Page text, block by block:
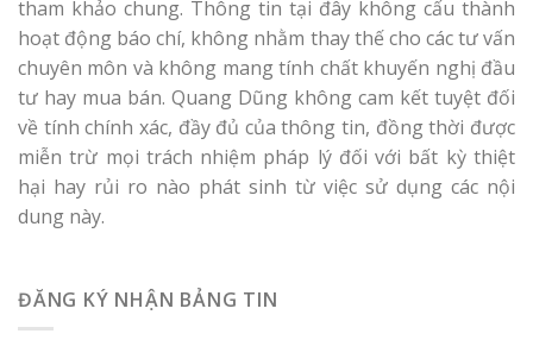
tham khảo chung. Thông tin tại đây không cấu thành
hoạt động báo chí, không nhằm thay thế cho các tư vấn
chuyên môn và không mang tính chất khuyến nghị đầu
tư hay mua bán. Quang Dũng không cam kết tuyệt đối
về tính chính xác, đầy đủ của thông tin, đồng thời được
miễn trừ mọi trách nhiệm pháp lý đối với bất kỳ thiệt
hại hay rủi ro nào phát sinh từ việc sử dụng các nội
dung này.
ĐĂNG KÝ NHẬN BẢNG TIN